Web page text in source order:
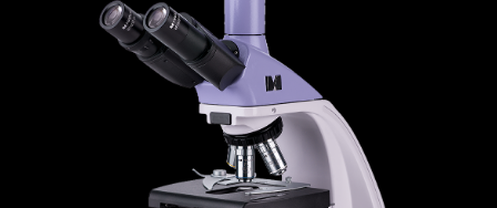
ПРОФЕСИОНАЛНА УПОТРЕБА